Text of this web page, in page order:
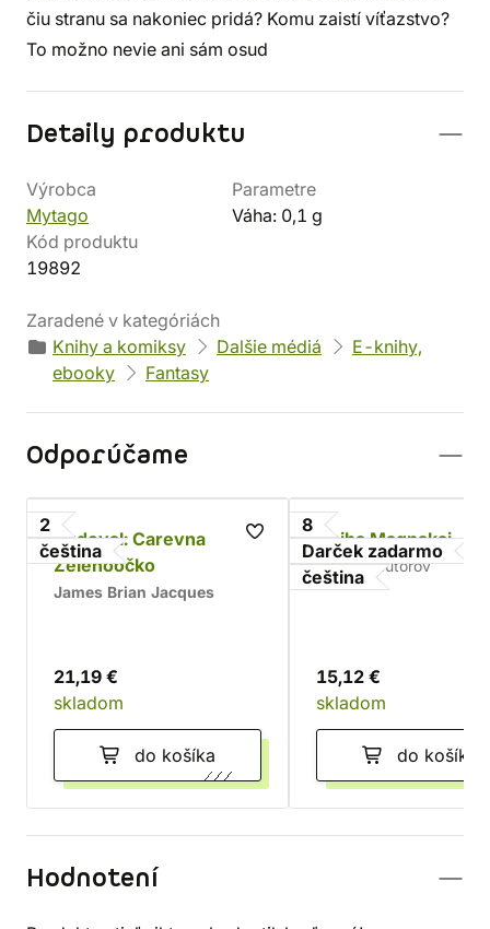
čiu stranu sa nakoniec pridá? Komu zaistí víťazstvo?
To možno nevie ani sám osud
Detaily produktu
Výrobca
Mytago
Parametre
Váha: 0,1 g
Kód produktu
19892
Zaradené v kategóriách
Knihy a komiksy
Dalšie médiá
E-knihy,
ebooky
Fantasy
Odporúčame
2
čeština
Rudoval: Carevna
Zelenoočko
James Brian Jacques
21,19 €
skladom
do košíka
8
Darček zadarmo
čeština
Kniha Magnakai
kolektív autorov
15,12 €
skladom
do košíka
Hodnotení